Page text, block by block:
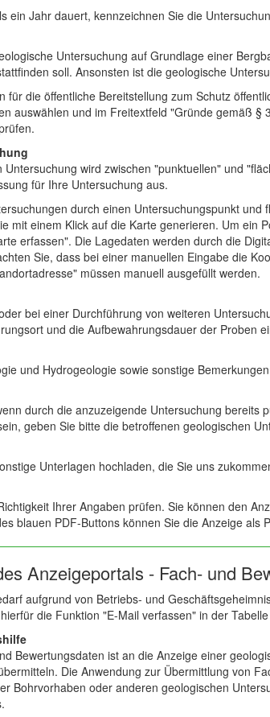
ein Jahr dauert, kennzeichnen Sie die
Untersuchung auf Grundlage einer
soll. Ansonsten ist die geologische
die öffentliche Bereitstellung zum Schutz
auswählen und im Freitextfeld "Gründe gemäß
wird zwischen "punktuellen" und
für Ihre Untersuchung aus.
durch einen Untersuchungspunkt
mit einem Klick auf die Karte generieren. Um ein
erfassen". Die Lagedaten werden durch die
Sie, dass bei einer manuellen Eingabe die
müssen manuell ausgefüllt werden.
bei einer Durchführung von weiteren
und die Aufbewahrungsdauer der Proben
und Hydrogeologie sowie sonstige
durch die anzuzeigende Untersuchung bereits
geben Sie bitte die betroffenen geologischen
Unterlagen hochladen, die Sie uns
Ihrer Angaben prüfen. Sie können den
blauen PDF-Buttons können Sie die Anzeige als
Anzeigeportals - Fach- und
aufgrund von Betriebs- und
die Funktion "E-Mail verfassen" in der
Bewertungsdaten ist an die Anzeige einer
Die Anwendung zur Übermittlung von
Bohrvorhaben oder anderen geologischen